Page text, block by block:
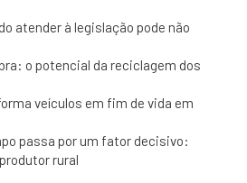
atender à legislação pode não
o potencial da reciclagem dos
veículos em fim de vida em
passa por um fator decisivo:
rural